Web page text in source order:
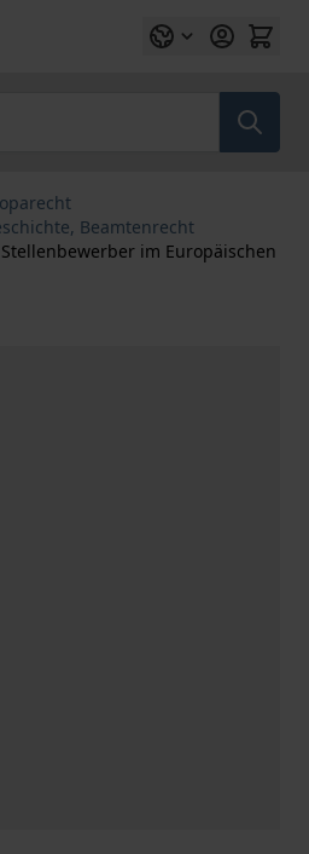
Beamtenrecht
im Europäischen